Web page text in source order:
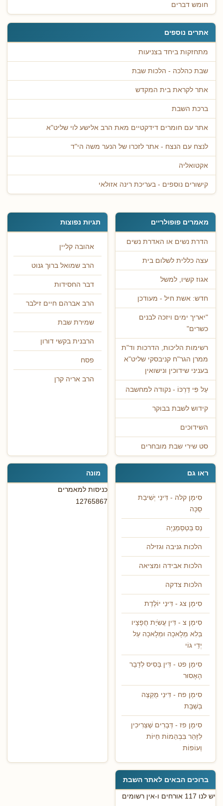
חומש דברים
אתרים נוספים
מתחזקות ביחד בצניעות
שבת כהלכה - הלכות שבת
אתר לקראת בית המקדש
ברכת השבת
אתר עם חומרים דידקטיים מאת הרב אלישע לוי שליט"א
לנצח עם הנצח - אתר לזכרו של הנער משה הי"ד
אקטואליה
קישורים נוספים - בעריכת רינה אזולאי
מאמרים פופולריים
הדרת נשים או האדרת נשים
עצה כללית לשלום בית
אגוז קשיו, למשל
חדש: אשת חיל - מעודכן
"יאריך ימים ויזכה לבנים
כשרים"
רשימות הליכות, הדרכות וד"ת
ממרן הגר"ח קניבסקי שליט"א
בעניני שידוכין ונישואין
עַל פִּי דַרְכּוֹ - נקודה למחשבה
קידוש לשבת בבוקר
השידוכים
סט שירי שבת מובחרים
תגיות נפוצות
אהובה קליין
הרב שמואל ברוך גנוט
דבר החסידות
הרב אברהם חיים זילבר
שמירת שבת
הרבנית בקשי דורון
פסח
הרב אריה קרן
ראו גם
סִימָן קלה - דִּינֵי יְשִׁיבַת
סֻכָּה
נֵס בְּטַסְמַנְיָה
הלכות גניבה וגזילה
הלכות אבידה ומציאה
הלכות צדקה
סִימָן צג - דִּינֵי יוֹלֶדֶת
סִימָן צ - דִּין עֲשִֹיַת חֲפָצָיו
בְּלִא מְלָאכָה וּמְלָאכָה עַל
יְדֵי גוֹי
סִימָן פט - דִּין בָּסִיס לְדָבָר
הָאָסוּר
סִימָן פח - דִּינֵי מֻקְצֶה
בְּשַׁבָּת
סִימָן פז - דְּבָרִים שֶׁצְּרִיכִין
לִזָּהֵר בִּבְהֵמוֹת חַיּוֹת
וְעוֹפוֹת
מונה
כניסות למאמרים
12765867
ברוכים הבאים לאתר השבת
יש לנו 117 אורחים ו-אין רשומים